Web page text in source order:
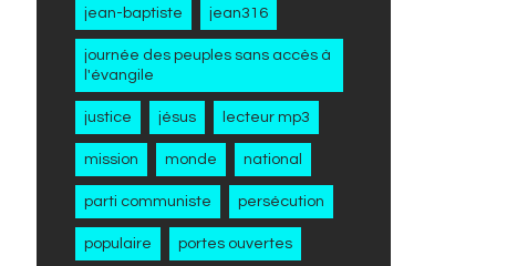
jean-baptiste jean316
journée des peuples sans accès à
l'évangile
justice jésus lecteur mp3
mission monde national
parti communiste persécution
populaire portes ouvertes